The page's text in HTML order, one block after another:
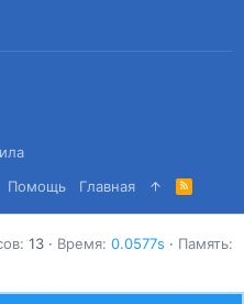
Помощь Главная
R
S
S
13 Время 0.0577s
Память